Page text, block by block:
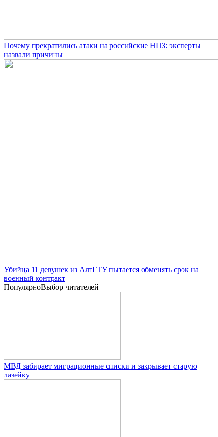
Почему прекратились атаки на российские НПЗ: эксперты
назвали причины
Убийца 11 девушек из АлтГТУ пытается обменять срок на
военный контракт
ПопулярноВыбор читателей
МВД забирает миграционные списки и закрывает старую
лазейку